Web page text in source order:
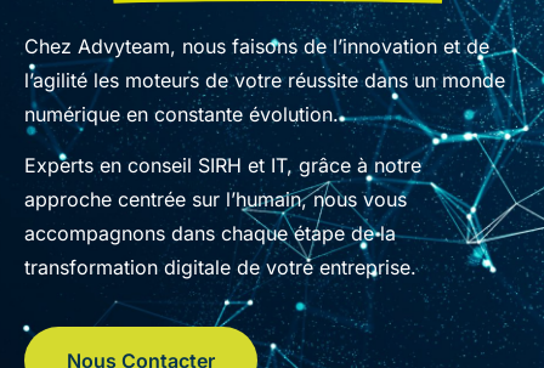
Chez Advyteam, nous faisons de l’innovation et de
l’agilité les moteurs de votre réussite dans un monde
numérique en constante évolution.
Experts en conseil SIRH et IT, grâce à notre
approche centrée sur l’humain, nous vous
accompagnons dans chaque étape de la
transformation digitale de votre entreprise.
Nous Contacter